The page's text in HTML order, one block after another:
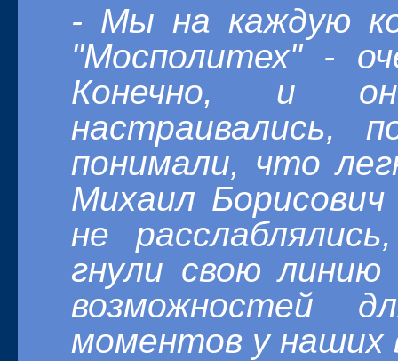
- Мы на каждую
"Мосполитех" -
Конечно, и
настраивались,
понимали, что
Михаил
не
гнули свою линию
возможностей
моментов у наших